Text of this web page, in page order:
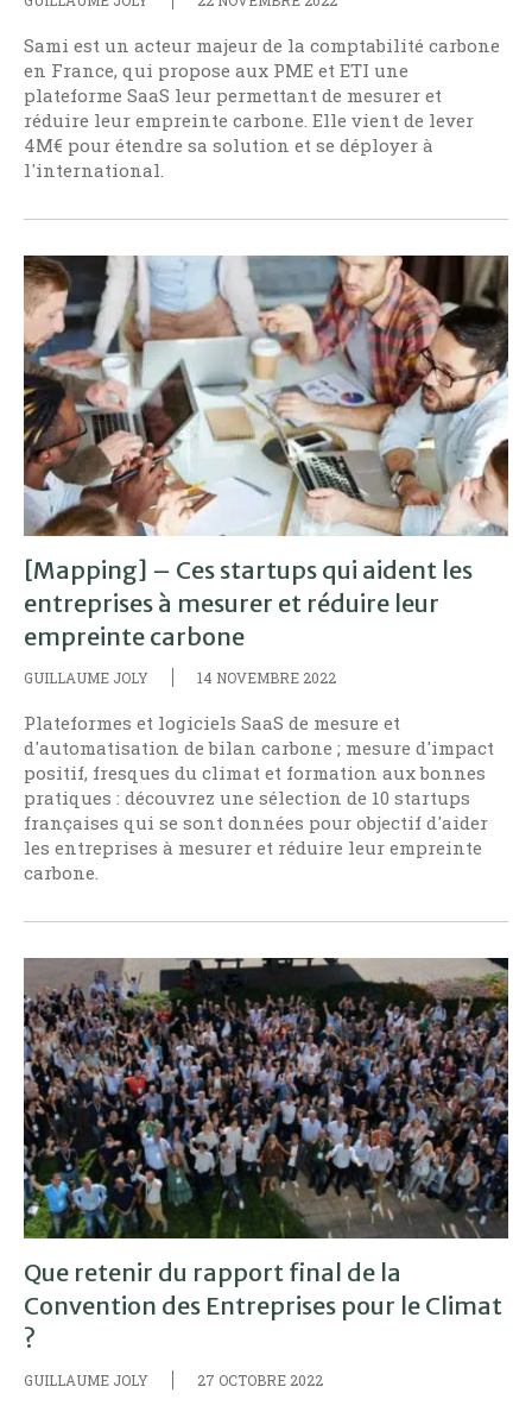
Sami est un acteur majeur de la comptabilité carbone
en France, qui propose aux PME et ETI une
plateforme SaaS leur permettant de mesurer et
réduire leur empreinte carbone. Elle vient de lever
4M€ pour étendre sa solution et se déployer à
l'international.
[Mapping] – Ces startups qui aident les
entreprises à mesurer et réduire leur
empreinte carbone
GUILLAUME JOLY 14 NOVEMBRE 2022
Plateformes et logiciels SaaS de mesure et
d'automatisation de bilan carbone ; mesure d'impact
positif, fresques du climat et formation aux bonnes
pratiques : découvrez une sélection de 10 startups
françaises qui se sont données pour objectif d'aider
les entreprises à mesurer et réduire leur empreinte
carbone.
Que retenir du rapport final de la
Convention des Entreprises pour le Climat
?
GUILLAUME JOLY 27 OCTOBRE 2022